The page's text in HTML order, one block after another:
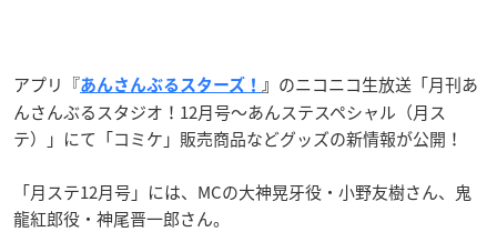
アプリ『あんさんぶるスターズ！ 』 のニコニコ生放送「月刊あ
んさんぶるスタジオ！12月号～あんステスペシャル（月ス
テ）」にて「コミケ」販売商品などグッズの新情報が公開！
「月ステ12月号」には、MCの大神晃牙役・小野友樹さん、鬼
龍紅郎役・神尾晋一郎さん。